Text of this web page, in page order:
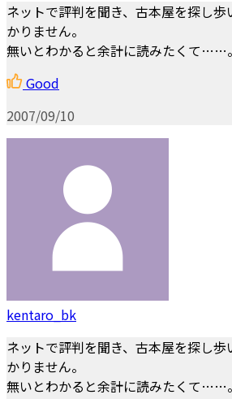
ネットで評判を聞き、古本屋を探し
かりません。
無いとわかると余計に読みたくて……。
Good
2007/09/10
kentaro_bk
ネットで評判を聞き、古本屋を探し
かりません。
無いとわかると余計に読みたくて……。